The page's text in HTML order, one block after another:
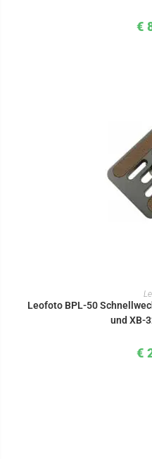
€
IN DEN
Leofoto BPL-50
und XB-
€